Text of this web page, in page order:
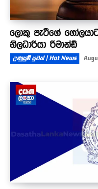
ලොකු පැටීගේ
නිලධාරියා රිමාන්ඩ්
උණුසුම් පුවත් | Hot News